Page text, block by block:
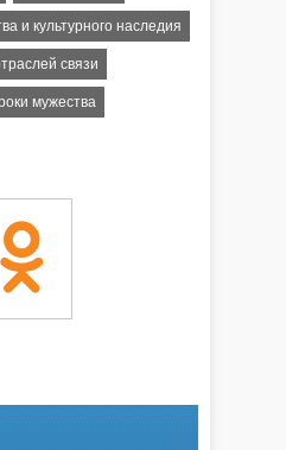
и культурного наследия
связи
мужества